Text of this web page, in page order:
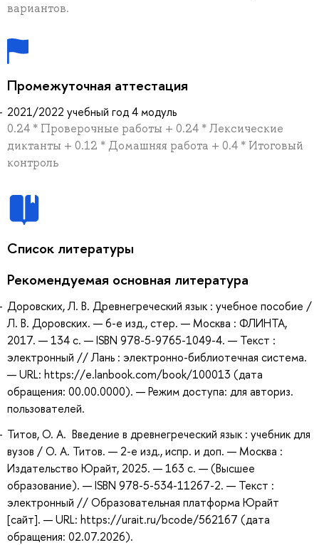
вариантов.
Промежуточная аттестация
2021/2022 учебный год 4 модуль
0.24 * Проверочные работы + 0.24 * Лексические
диктанты + 0.12 * Домашняя работа + 0.4 * Итоговый
контроль
Список литературы
Рекомендуемая основная литература
Доровских, Л. В. Древнегреческий язык : учебное пособие /
Л. В. Доровских. — 6-е изд., стер. — Москва : ФЛИНТА,
2017. — 134 с. — ISBN 978-5-9765-1049-4. — Текст :
электронный // Лань : электронно-библиотечная система.
— URL: https://e.lanbook.com/book/100013 (дата
обращения: 00.00.0000). — Режим доступа: для авториз.
пользователей.
Титов, О. А. Введение в древнегреческий язык : учебник для
вузов / О. А. Титов. — 2-е изд., испр. и доп. — Москва :
Издательство Юрайт, 2025. — 163 с. — (Высшее
образование). — ISBN 978-5-534-11267-2. — Текст :
электронный // Образовательная платформа Юрайт
[сайт]. — URL: https://urait.ru/bcode/562167 (дата
обращения: 02.07.2026).